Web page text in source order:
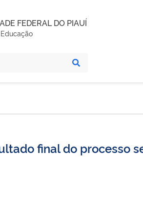
FEDERAL DO PIAUÍ
final do processo